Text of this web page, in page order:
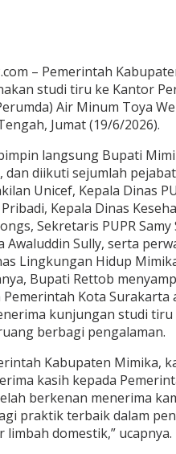
– Pemerintah
studi tiru ke Kantor
Air Minum Toya
Jumat (19/6/2026).
langsung Bupati
dan diikuti sejumlah
Unicef, Kepala Dinas
Kepala Dinas
Sekretaris PUPR Samy
Awaluddin Sully, serta
Lingkungan Hidup
Bupati Rettob
Kota Surakarta
kunjungan studi
berbagi pengalaman.
Kabupaten Mimika,
kasih kepada
berkenan menerima
praktik terbaik dalam
limbah domestik,” ucapnya.